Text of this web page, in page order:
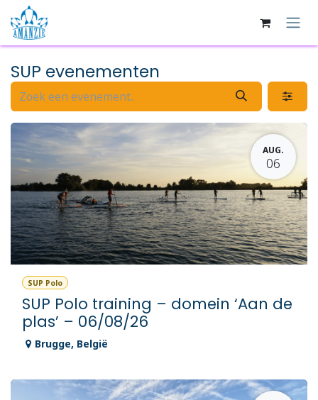
Overslaan naar inhoud
SUP evenementen
AUG.
06
SUP Polo
SUP Polo training – domein ‘Aan de
plas’ – 06/08/26
Brugge, België